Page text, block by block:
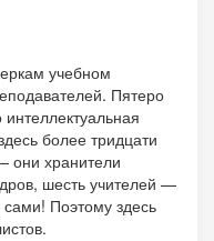
учебном
Пятеро
более тридцати
они хранители
шесть учителей —
Поэтому здесь